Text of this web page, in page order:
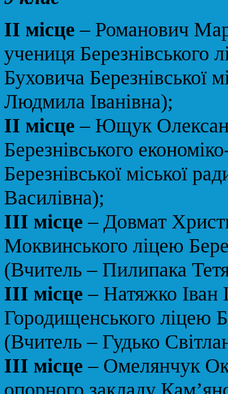
ІІ місце – Романович
учениця
Буховича Березнівської
Людмила Іванівна);
ІІ місце – Ющук
Березнівського
Березнівської міської
Василівна);
ІІІ місце – Довмат
Моквинського ліцею
(Вчитель – Пилипака
ІІІ місце – Натяжко Іван
Городищенського ліцею
(Вчитель – Гудько
ІІІ місце – Омелянчук